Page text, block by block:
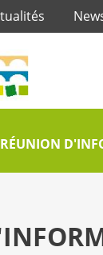
RÉUNION